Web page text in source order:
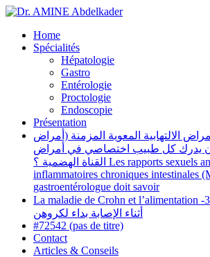
Home
Spécialités
Hépatologie
Gastro
Entérologie
Proctologie
Endoscopie
Présentation
الالتهابية المعوية المزمنة (أمراض
يدرك كل طبيب اختصاصي في أمراض
القناة الهضمية ؟ Les rapports sexuels anaux et les maladies
inflammatoires chroniques intestinales
gastroentérologue doit savoir
La maladie de Crohn et l’alimentation -3استراتيجية العلاج
أثناء الإصابة بداء لكروهن
#72542 (pas de titre)
Contact
Articles & Conseils